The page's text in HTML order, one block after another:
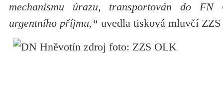
mechanismu úrazu, transportován do FN
urgentního příjmu,“ uvedla tisková mluvčí